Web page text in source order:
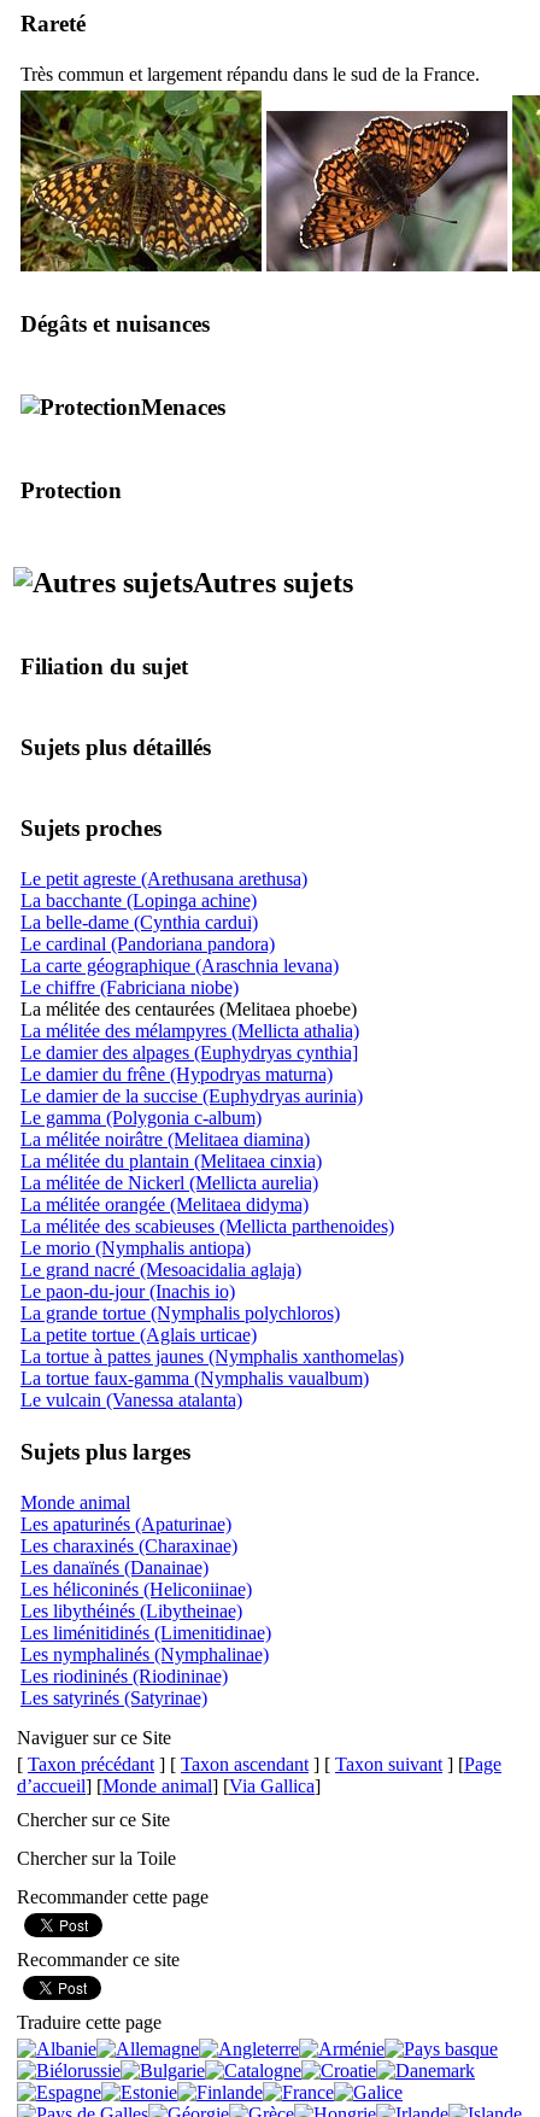
Rareté
Très commun et largement répandu dans le sud de la France.
Dégâts et nuisances
Menaces
Protection
Autres sujets
Filiation du sujet
Sujets plus détaillés
Sujets proches
Le petit agreste (Arethusana arethusa)
La bacchante (Lopinga achine)
La belle-dame (Cynthia cardui)
Le cardinal (Pandoriana pandora)
La carte géographique (Araschnia levana)
Le chiffre (Fabriciana niobe)
La mélitée des centaurées (Melitaea phoebe)
La mélitée des mélampyres (Mellicta athalia)
Le damier des alpages (Euphydryas cynthia]
Le damier du frêne (Hypodryas maturna)
Le damier de la succise (Euphydryas aurinia)
Le gamma (Polygonia c-album)
La mélitée noirâtre (Melitaea diamina)
La mélitée du plantain (Melitaea cinxia)
La mélitée de Nickerl (Mellicta aurelia)
La mélitée orangée (Melitaea didyma)
La mélitée des scabieuses (Mellicta parthenoides)
Le morio (Nymphalis antiopa)
Le grand nacré (Mesoacidalia aglaja)
Le paon-du-jour (Inachis io)
La grande tortue (Nymphalis polychloros)
La petite tortue (Aglais urticae)
La tortue à pattes jaunes (Nymphalis xanthomelas)
La tortue faux-gamma (Nymphalis vaualbum)
Le vulcain (Vanessa atalanta)
Sujets plus larges
Monde animal
Les apaturinés (Apaturinae)
Les charaxinés (Charaxinae)
Les danaïnés (Danainae)
Les héliconinés (Heliconiinae)
Les libythéinés (Libytheinae)
Les liménitidinés (Limenitidinae)
Les nymphalinés (Nymphalinae)
Les riodininés (Riodininae)
Les satyrinés (Satyrinae)
Naviguer sur ce Site
[ Taxon précédant ] [ Taxon ascendant ] [ Taxon suivant ] [Page
d’accueil] [Monde animal] [Via Gallica]
Chercher sur ce Site
Chercher sur la Toile
Recommander cette page
Recommander ce site
Traduire cette page